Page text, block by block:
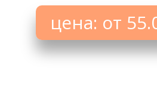
цена: от